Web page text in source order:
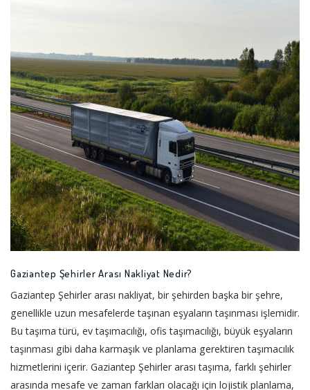
Gaziantep Şehirler Arası Nakliyat Nedir?
Gaziantep Şehirler arası nakliyat, bir şehirden başka bir şehre,
genellikle uzun mesafelerde taşınan eşyaların taşınması işlemidir.
Bu taşıma türü, ev taşımacılığı, ofis taşımacılığı, büyük eşyaların
taşınması gibi daha karmaşık ve planlama gerektiren taşımacılık
hizmetlerini içerir. Gaziantep Şehirler arası taşıma, farklı şehirler
arasında mesafe ve zaman farkları olacağı için lojistik planlama,